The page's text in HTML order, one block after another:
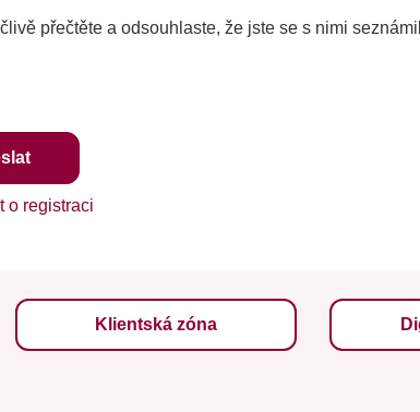
přečtěte a odsouhlaste, že jste se s nimi
o registraci
Klientská zóna